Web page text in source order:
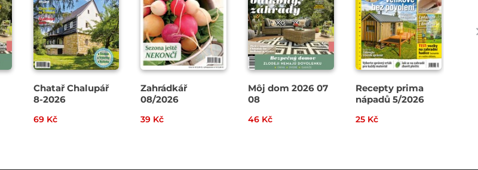
Chatař Chalupář
8-2026
69 Kč
Zahrádkář
08/2026
39 Kč
Môj dom 2026 07
08
46 Kč
Recepty prima
nápadů 5/2026
25 Kč